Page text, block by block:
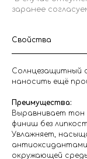
Свойства
Солнцезащитный
наносить ещё
Преимущества:
Выравнивает тон
финиш без
Увлажняет,
окружающей